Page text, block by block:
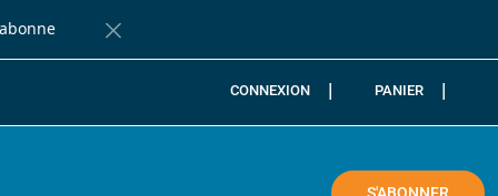
Fermer la barre de notification
CONNEXION PANIER